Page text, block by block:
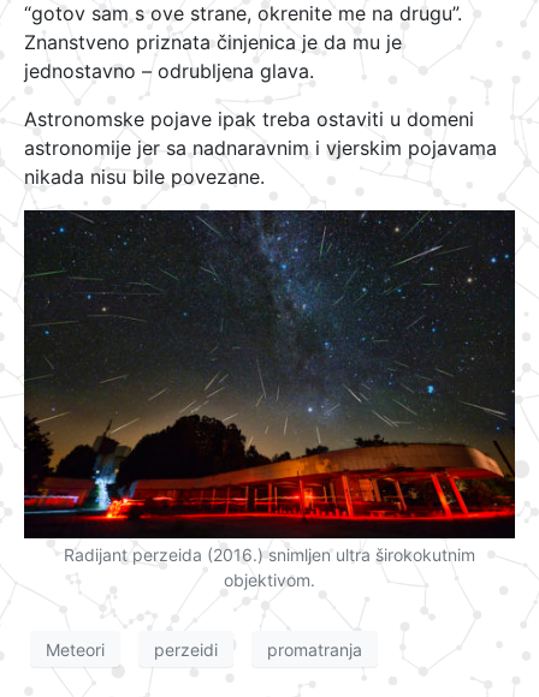
“gotov sam s ove strane, okrenite me na drugu”.
Znanstveno priznata činjenica je da mu je
jednostavno – odrubljena glava.
Astronomske pojave ipak treba ostaviti u domeni
astronomije jer sa nadnaravnim i vjerskim pojavama
nikada nisu bile povezane.
Radijant perzeida (2016.) snimljen ultra širokokutnim
objektivom.
Meteori perzeidi promatranja